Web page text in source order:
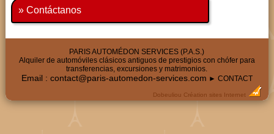
» Contáctanos
PARIS AUTOMÉDON SERVICES (P.A.S.)
Alquiler de automóviles clásicos antiguos de prestigios con chófer para
transferencias, excursiones y matrimonios.
Email : contact@paris-automedon-services.com ► CONTACT
Dobeuliou Création sites Internet